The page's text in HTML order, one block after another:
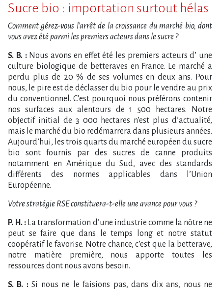
Sucre bio : importation surtout hélas
Comment gérez-vous l’arrêt de la croissance du marché bio, dont
vous avez été parmi les premiers acteurs dans le sucre ?
S. B. : Nous avons en effet été les premiers acteurs d’ une
culture biologique de betteraves en France. Le marché a
perdu plus de 20 % de ses volumes en deux ans. Pour
nous, le pire est de déclasser du bio pour le vendre au prix
du conventionnel. C’est pourquoi nous préférons contenir
nos surfaces aux alentours de 1 500 hectares. Notre
objectif initial de 3 000 hectares n’est plus d’actualité,
mais le marché du bio redémarrera dans plusieurs années.
Aujourd’hui, les trois quarts du marché européen du sucre
bio sont fournis par des sucres de canne produits
notamment en Amérique du Sud, avec des standards
différents des normes applicables dans l’Union
Européenne.
Votre stratégie RSE constituera-t-elle une avance pour vous ?
P. H. : La transformation d’une industrie comme la nôtre ne
peut se faire que dans le temps long et notre statut
coopératif le favorise. Notre chance, c’est que la betterave,
notre matière première, nous apporte toutes les
ressources dont nous avons besoin.
S. B. :Si nous ne le faisions pas, dans dix ans, nous ne